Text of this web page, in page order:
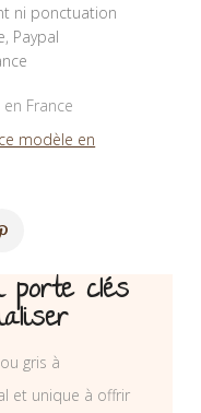
ni ponctuation
Paypal
France
modèle en
clés
gris à
et unique à offrir